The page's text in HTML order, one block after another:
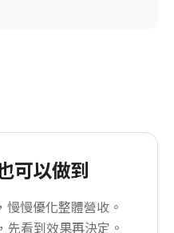
可以做到
慢優化整體營收。
先看到效果再決定。